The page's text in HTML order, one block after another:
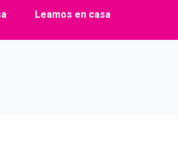
Leamos en casa